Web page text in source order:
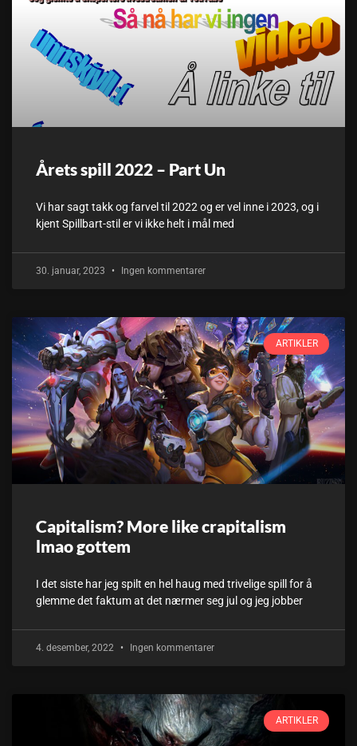
Årets spill 2022 – Part Un
Vi har sagt takk og farvel til 2022 og er vel inne i 2023, og i
kjent Spillbart-stil er vi ikke helt i mål med
30. januar, 2023 Ingen kommentarer
ARTIKLER
Capitalism? More like crapitalism
lmao gottem
I det siste har jeg spilt en hel haug med trivelige spill for å
glemme det faktum at det nærmer seg jul og jeg jobber
4. desember, 2022 Ingen kommentarer
ARTIKLER